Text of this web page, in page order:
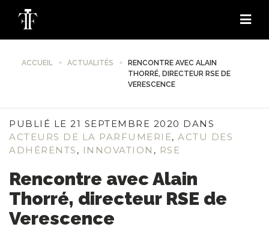
ACCUEIL ACTUALITÉS
RENCONTRE AVEC ALAIN
THORRÉ, DIRECTEUR RSE DE
VERESCENCE
PUBLIÉ LE 21 SEPTEMBRE 2020 DANS
ACTEURS DE LA PARFUMERIE, ACTU DES
ADHÉRENTS , INNOVATION , RSE
Rencontre avec Alain
Thorré, directeur RSE de
Verescence